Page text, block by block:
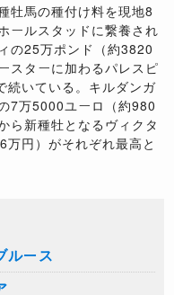
牡馬の種付け料を現地8
ールスタッドに繋養され
の25万ポンド（約3820
スターに加わるパレスピ
続いている。キルダンガ
7万5000ユーロ（約980
ら新種牡となるヴィクタ
円）がそれぞれ最高と
ルース